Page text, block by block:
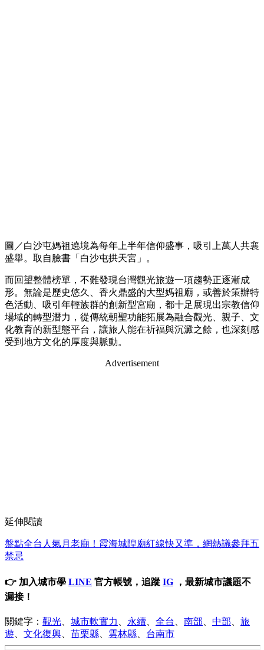
圖／白沙屯媽祖遶境為每年上半年信仰盛事，吸引上萬人共襄
盛舉。取自臉書「白沙屯拱天宮」。
而回望整體榜單，不難發現台灣觀光旅遊一項趨勢正逐漸成
形。無論是歷史悠久、香火鼎盛的大型媽祖廟，或善於策辦特
色活動、吸引年輕族群的創新型宮廟，都十足展現出宗教信仰
場域的轉型潛力，從傳統朝聖功能拓展為融合觀光、親子、文
化教育的新型態平台，讓旅人能在祈福與沉澱之餘，也深刻感
受到地方文化的厚度與脈動。
Advertisement
延伸閱讀
盤點全台人氣月老廟！霞海城隍廟紅線快又準，網熱議參拜五
禁忌
👉 加入城市學 LINE 官方帳號，追蹤 IG ，最新城市議題不
漏接！
關鍵字： 觀光 城市軟實力 永續 全台 南部 中部
旅
遊
文化復興 苗栗縣 雲林縣 台南市